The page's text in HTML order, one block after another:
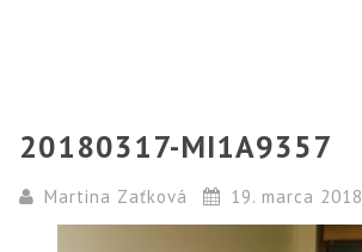
20180317-MI1A9357
Martina Zaťková 19. marca 2018